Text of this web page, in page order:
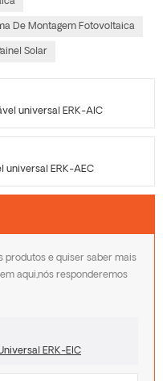
De Montagem Fotovoltaica
Solar
universal ERK-AIC
universal ERK-AEC
produtos e quiser saber mais
aqui,nós responderemos
ERK-EIC